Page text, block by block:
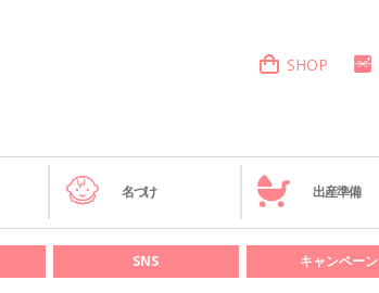
SHOP
名づけ 出産準備
SNS キャンペーン